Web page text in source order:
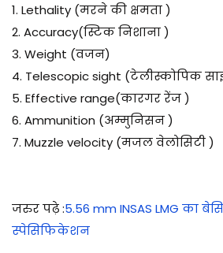
1. Lethality (मरने की क्षमता )
2. Accuracy(स्टिक निशाना )
3. Weight (वजन)
4. Telescopic sight (टेलीस्कोपिक
5. Effective range(कारगर रेंज )
6. Ammunition (अम्मुनिसन )
7. Muzzle velocity (मजल वेलोसिटी )
जरुर पढ़े :5.56 mm INSAS LMG का
स्पेसिफिकेशन